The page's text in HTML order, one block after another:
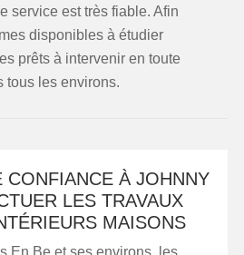
service est très fiable. Afin
disponibles à étudier
prêts à intervenir en toute
tous les environs.
CONFIANCE À JOHNNY
LES TRAVAUX
MAISONS
En Be et ses environs, les